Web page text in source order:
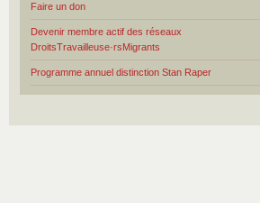
Faire un don
Devenir membre actif des réseaux
DroitsTravailleuse·rsMigrants
Programme annuel distinction Stan Raper